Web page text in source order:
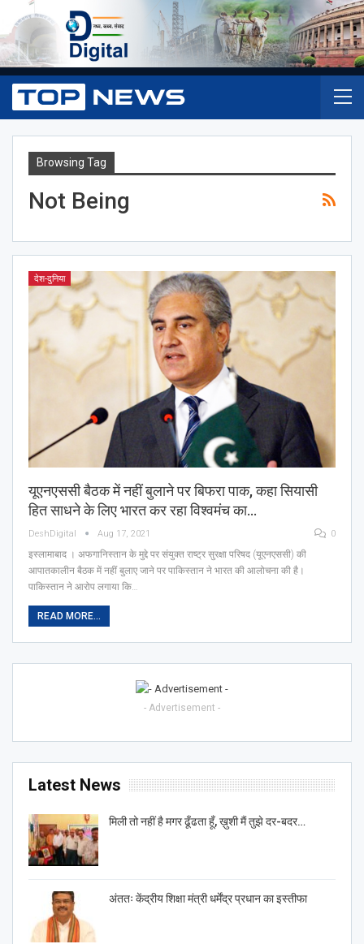
Browsing Tag
Not Being
देश-दुनिया
यूएनएससी बैठक में नहीं बुलाने पर बिफरा पाक, कहा सियासी
हित साधने के लिए भारत कर रहा विश्वमंच का…
DeshDigital Aug 17, 2021 0
इस्लामाबाद । अफगानिस्तान के मुद्दे पर संयुक्त राष्ट्र सुरक्षा परिषद (यूएनएससी) की
आपातकालीन बैठक में नहीं बुलाए जाने पर पाकिस्तान ने भारत की आलोचना की है।
पाकिस्तान ने आरोप लगाया कि…
READ MORE...
- Advertisement -
Latest News
मिली तो नहीं है मगर ढूँढता हूँ, ख़ुशी मैं तुझे दर-बदर…
अंततः केंद्रीय शिक्षा मंत्री धर्मेंद्र प्रधान का इस्तीफा